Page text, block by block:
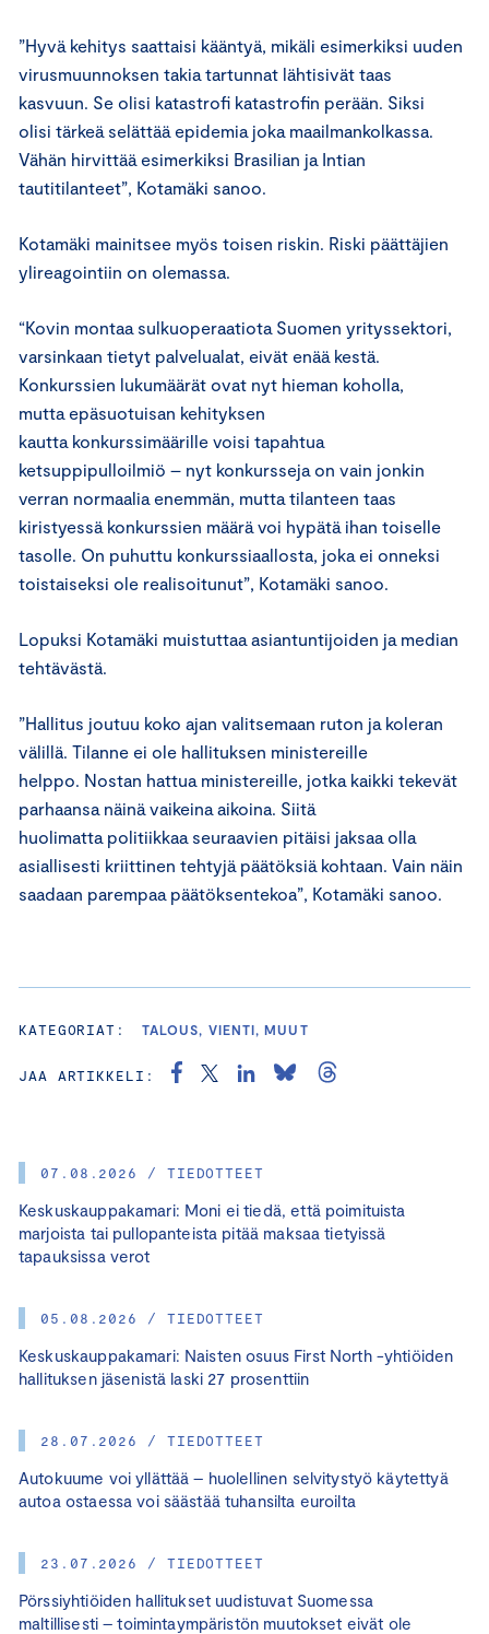
07.08.2026 / TIEDOTTEET
Keskuskauppakamari: Moni ei tiedä, että poimituista
marjoista tai pullopanteista pitää maksaa tietyissä
tapauksissa verot
05.08.2026 / TIEDOTTEET
Keskuskauppakamari: Naisten osuus First North -yhtiöiden
hallituksen jäsenistä laski 27 prosenttiin
28.07.2026 / TIEDOTTEET
Autokuume voi yllättää – huolellinen selvitystyö käytettyä
autoa ostaessa voi säästää tuhansilta euroilta
23.07.2026 / TIEDOTTEET
Pörssiyhtiöiden hallitukset uudistuvat Suomessa
maltillisesti – toimintaympäristön muutokset eivät ole
”Hyvä kehitys saattaisi kääntyä, mikäli esimerkiksi uuden
virusmuunnoksen takia tartunnat lähtisivät taas
kasvuun. Se olisi katastrofi katastrofin perään. Siksi
olisi tärkeä selättää epidemia joka maailmankolkassa.
Vähän hirvittää esimerkiksi Brasilian ja Intian
tautitilanteet”, Kotamäki sanoo.
Kotamäki mainitsee myös toisen riskin. Riski päättäjien
ylireagointiin on olemassa.
“Kovin montaa sulkuoperaatiota Suomen yrityssektori,
varsinkaan tietyt palvelualat, eivät enää kestä.
Konkurssien lukumäärät ovat nyt hieman koholla,
mutta epäsuotuisan kehityksen
kautta konkurssimäärille voisi tapahtua
ketsuppipulloilmiö – nyt konkursseja on vain jonkin
verran normaalia enemmän, mutta tilanteen taas
kiristyessä konkurssien määrä voi hypätä ihan toiselle
tasolle. On puhuttu konkurssiaallosta, joka ei onneksi
toistaiseksi ole realisoitunut”, Kotamäki sanoo.
Lopuksi Kotamäki muistuttaa asiantuntijoiden ja median
tehtävästä.
”Hallitus joutuu koko ajan valitsemaan ruton ja koleran
välillä. Tilanne ei ole hallituksen ministereille
helppo. Nostan hattua ministereille, jotka kaikki tekevät
parhaansa näinä vaikeina aikoina. Siitä
huolimatta politiikkaa seuraavien pitäisi jaksaa olla
asiallisesti kriittinen tehtyjä päätöksiä kohtaan. Vain näin
saadaan parempaa päätöksentekoa”, Kotamäki sanoo.
KATEGORIAT: TALOUS, VIENTI, MUUT
JAA ARTIKKELI: